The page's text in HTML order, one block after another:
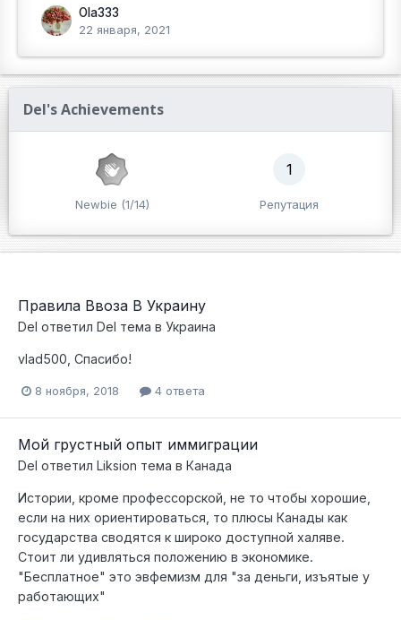
Ola333
22 января, 2021
Del's Achievements
Newbie (1/14)
1
Репутация
Правила Ввоза В Украину
Del ответил Del тема в Украина
vlad500, Спасибо!
8 ноября, 2018 4 ответа
Мой грустный опыт иммиграции
Del ответил Liksion тема в Канада
Истории, кроме профессорской, не то чтобы хорошие,
если на них ориентироваться, то плюсы Канады как
государства сводятся к широко доступной халяве.
Стоит ли удивляться положению в экономике.
"Бесплатное" это эвфемизм для "за деньги, изъятые у
работающих"